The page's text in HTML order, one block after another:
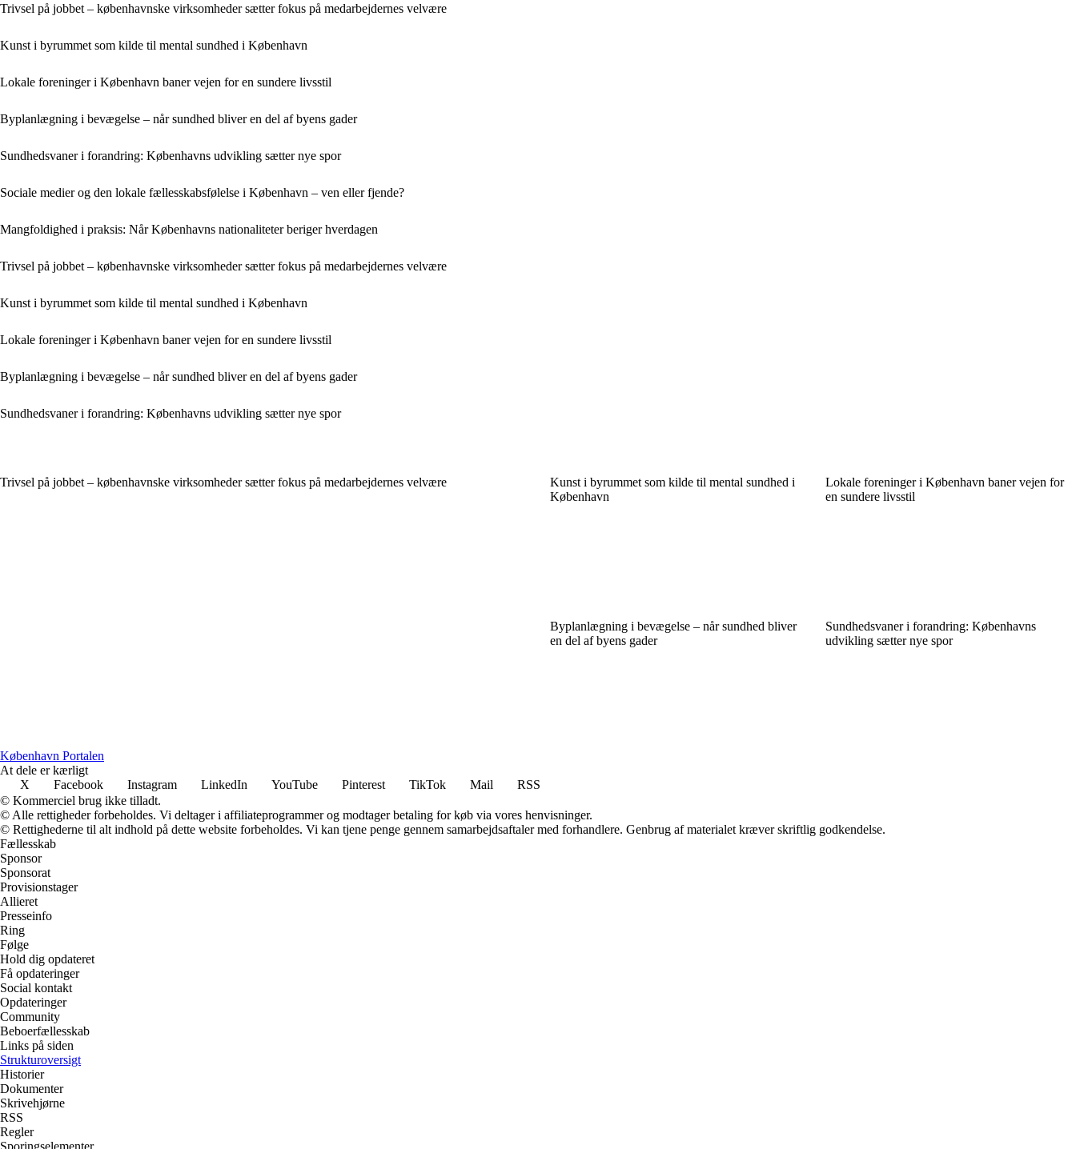
Trivsel på jobbet – københavnske virksomheder sætter fokus på medarbejdernes velvære
Kunst i byrummet som kilde til mental sundhed i København
Lokale foreninger i København baner vejen for en sundere livsstil
Byplanlægning i bevægelse – når sundhed bliver en del af byens gader
Sundhedsvaner i forandring: Københavns udvikling sætter nye spor
Sociale medier og den lokale fællesskabsfølelse i København – ven eller fjende?
Mangfoldighed i praksis: Når Københavns nationaliteter beriger hverdagen
Trivsel på jobbet – københavnske virksomheder sætter fokus på medarbejdernes velvære
Kunst i byrummet som kilde til mental sundhed i København
Lokale foreninger i København baner vejen for en sundere livsstil
Byplanlægning i bevægelse – når sundhed bliver en del af byens gader
Sundhedsvaner i forandring: Københavns udvikling sætter nye spor
Trivsel på jobbet – københavnske virksomheder sætter fokus på medarbejdernes velvære
Kunst i byrummet som kilde til mental sundhed i
København
Lokale foreninger i København baner vejen for
en sundere livsstil
Byplanlægning i bevægelse – når sundhed bliver
en del af byens gader
Sundhedsvaner i forandring: Københavns
udvikling sætter nye spor
København Portalen
At dele er kærligt
X
Facebook Instagram LinkedIn YouTube Pinterest TikTok Mail
RSS
© Kommerciel brug ikke tilladt.
© Alle rettigheder forbeholdes. Vi deltager i affiliateprogrammer og modtager betaling for køb via vores henvisninger.
© Rettighederne til alt indhold på dette website forbeholdes. Vi kan tjene penge gennem samarbejdsaftaler med forhandlere. Genbrug af materialet kræver skriftlig godkendelse.
Fællesskab
Sponsor
Sponsorat
Provisionstager
Allieret
Presseinfo
Ring
Følge
Hold dig opdateret
Få opdateringer
Social kontakt
Opdateringer
Community
Beboerfællesskab
Links på siden
Strukturoversigt
Historier
Dokumenter
Skrivehjørne
RSS
Regler
Sporingselementer